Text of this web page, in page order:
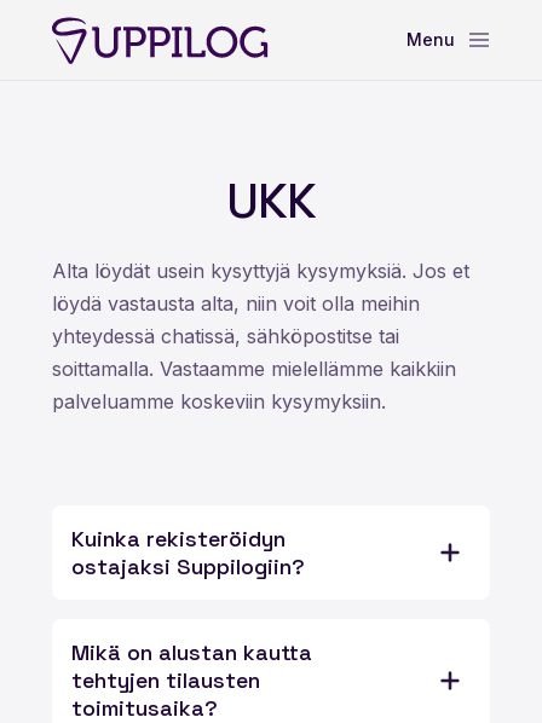
UKK
Alta löydät usein kysyttyjä kysymyksiä. Jos et
löydä vastausta alta, niin voit olla meihin
yhteydessä chatissä, sähköpostitse tai
soittamalla. Vastaamme mielellämme kaikkiin
palveluamme koskeviin kysymyksiin.
Kuinka rekisteröidyn
ostajaksi Suppilogiin?
Mikä on alustan kautta
tehtyjen tilausten
toimitusaika?